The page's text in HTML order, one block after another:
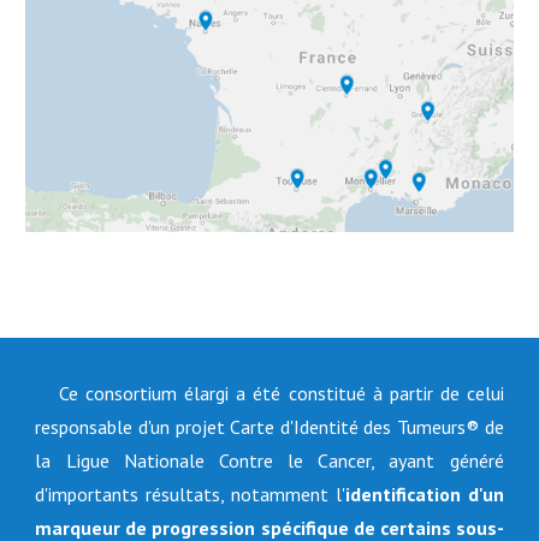
Ce consortium élargi a été constitué à partir de celui
responsable d'un projet Carte d'Identité des Tumeurs® de
la Ligue Nationale Contre le Cancer, ayant généré
d'importants résultats, notamment l'identification d'un
marqueur de progression spécifique de certains sous-